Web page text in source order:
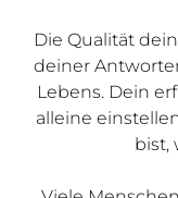
Die Qualität
deiner
Lebens. Dein
alleine
bist,